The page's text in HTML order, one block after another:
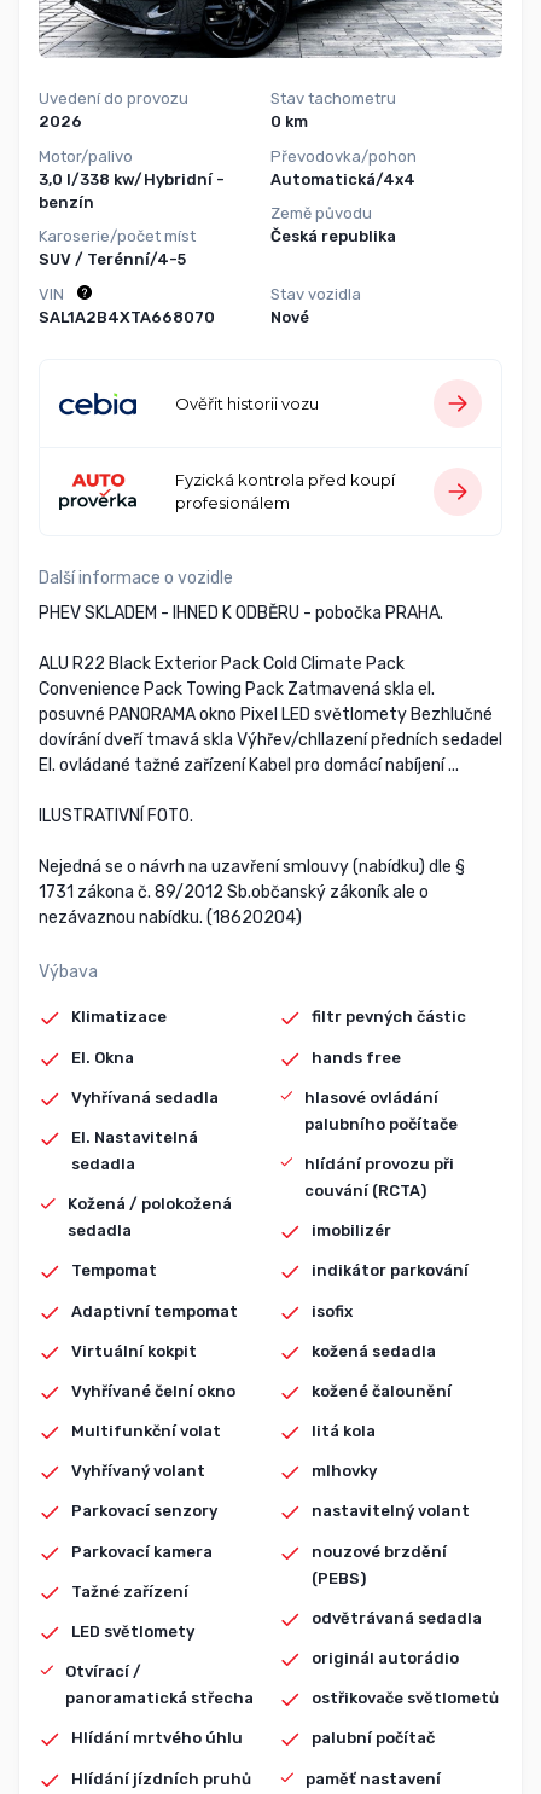
Uvedení do provozu
2026
Motor/palivo
3,0 l/338 kw/Hybridní -
benzín
Karoserie/počet míst
SUV / Terénní/4-5
Stav tachometru
0 km
Převodovka/pohon
Automatická/4x4
Země původu
Česká republika
VIN
SAL1A2B4XTA668070
Stav vozidla
Nové
Ověřit historii vozu
Fyzická kontrola před koupí
profesionálem
Další informace o vozidle
PHEV SKLADEM - IHNED K ODBĚRU - pobočka PRAHA.
ALU R22 Black Exterior Pack Cold Climate Pack
Convenience Pack Towing Pack Zatmavená skla el.
posuvné PANORAMA okno Pixel LED světlomety Bezhlučné
dovírání dveří tmavá skla Výhřev/chllazení předních sedadel
El. ovládané tažné zařízení Kabel pro domácí nabíjení ...
ILUSTRATIVNÍ FOTO.
Nejedná se o návrh na uzavření smlouvy (nabídku) dle §
1731 zákona č. 89/2012 Sb.občanský zákoník ale o
nezávaznou nabídku. (18620204)
Výbava
Klimatizace
El. Okna
Vyhřívaná sedadla
El. Nastavitelná
sedadla
Kožená / polokožená
sedadla
Tempomat
Adaptivní tempomat
Virtuální kokpit
Vyhřívané čelní okno
Multifunkční volat
Vyhřívaný volant
Parkovací senzory
Parkovací kamera
Tažné zařízení
LED světlomety
Otvírací /
panoramatická střecha
Hlídání mrtvého úhlu
Hlídání jízdních pruhů
filtr pevných částic
hands free
hlasové ovládání
palubního počítače
hlídání provozu při
couvání (RCTA)
imobilizér
indikátor parkování
isofix
kožená sedadla
kožené čalounění
litá kola
mlhovky
nastavitelný volant
nouzové brzdění
(PEBS)
odvětrávaná sedadla
originál autorádio
ostřikovače světlometů
palubní počítač
paměť nastavení